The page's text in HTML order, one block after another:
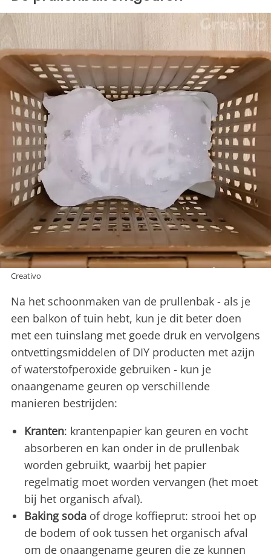
Creativo
Na het schoonmaken van de prullenbak - als je
een balkon of tuin hebt, kun je dit beter doen
met een tuinslang met goede druk en vervolgens
ontvettingsmiddelen of DIY producten met azijn
of waterstofperoxide gebruiken - kun je
onaangename geuren op verschillende
manieren bestrijden:
Kranten: krantenpapier kan geuren en vocht
absorberen en kan onder in de prullenbak
worden gebruikt, waarbij het papier
regelmatig moet worden vervangen (het moet
bij het organisch afval).
Baking soda of droge koffieprut: strooi het op
de bodem of ook tussen het organisch afval
om de onaangename geuren die ze kunnen